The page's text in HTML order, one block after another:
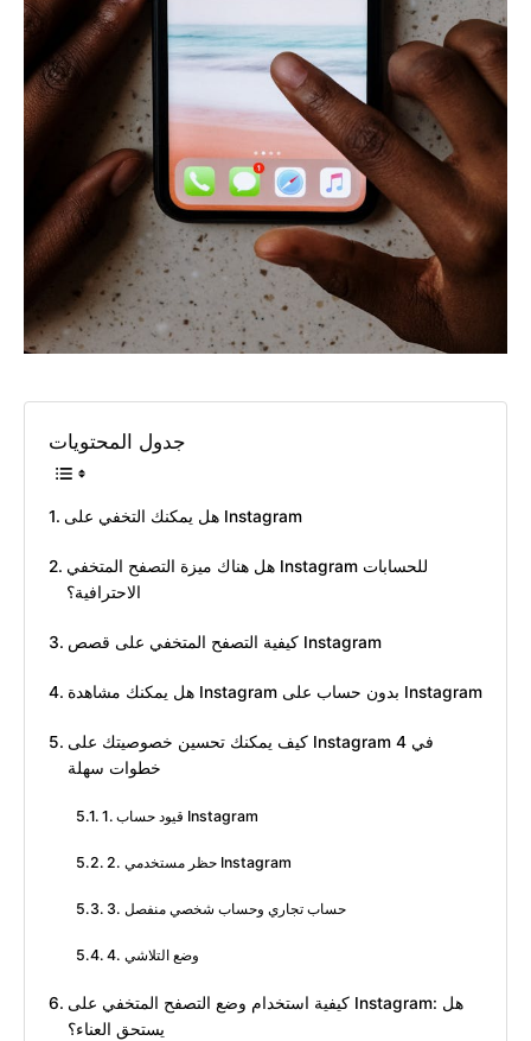
جدول المحتويات
هل يمكنك التخفي على Instagram
هل هناك ميزة التصفح المتخفي Instagram للحسابات
الاحترافية؟
كيفية التصفح المتخفي على قصص Instagram
هل يمكنك مشاهدة Instagram بدون حساب على Instagram
كيف يمكنك تحسين خصوصيتك على Instagram في 4
خطوات سهلة
1. قيود حساب Instagram
2. حظر مستخدمي Instagram
3. حساب تجاري وحساب شخصي منفصل
4. وضع التلاشي
كيفية استخدام وضع التصفح المتخفي على Instagram: هل
يستحق العناء؟